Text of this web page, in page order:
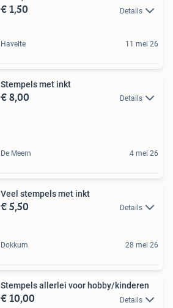
€ 1,50 Details
Havelte 11 mei 26
Stempels met inkt
€ 8,00 Details
De Meern 4 mei 26
Veel stempels met inkt
€ 5,50 Details
Dokkum 28 mei 26
Stempels allerlei voor hobby/kinderen
€ 10,00 Details